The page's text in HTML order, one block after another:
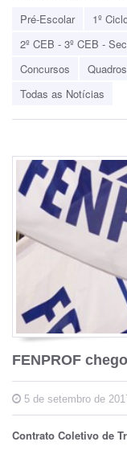
Pré-Escolar
1º
2º CEB - 3º CEB -
Concursos
Todas as Notícias
FENPROF
5 de setembro de
Contrato Coletivo de